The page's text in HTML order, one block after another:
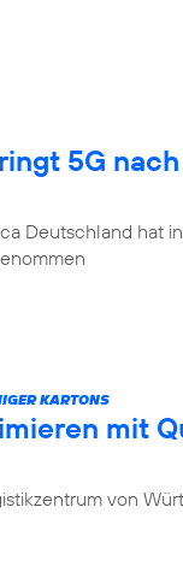
5G
Deutschland hat
KARTONS
mit
von